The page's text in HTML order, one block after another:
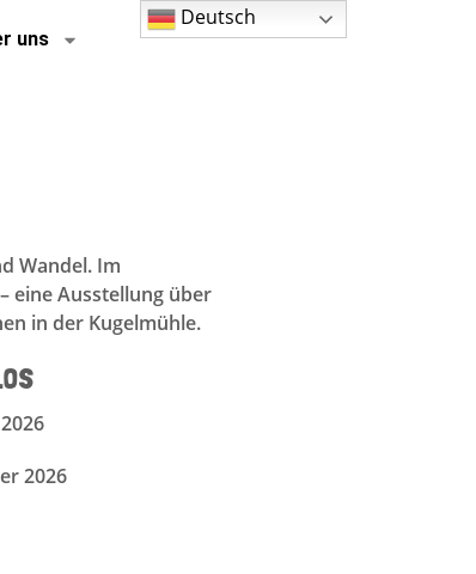
uns
Wandel. Im
eine Ausstellung über
in der Kugelmühle.
2026
Deutsch